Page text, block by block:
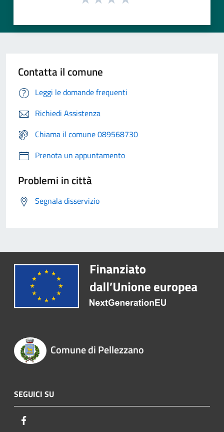
Contatta il comune
Leggi le domande frequenti
Richiedi Assistenza
Chiama il comune 089568730
Prenota un appuntamento
Problemi in città
Segnala disservizio
Comune di Pellezzano
SEGUICI SU